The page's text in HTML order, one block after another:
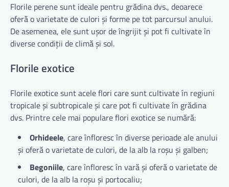
Florile perene sunt ideale pentru grădina dvs., deoarece
oferă o varietate de culori și forme pe tot parcursul anului.
De asemenea, ele sunt ușor de îngrijit și pot fi cultivate în
diverse condiții de climă și sol.
Florile exotice
Florile exotice sunt acele flori care sunt cultivate în regiuni
tropicale și subtropicale și care pot fi cultivate în grădina
dvs. Printre cele mai populare flori exotice se numără:
Orhideele, care înfloresc în diverse perioade ale anului
și oferă o varietate de culori, de la alb la roșu și galben;
Begoniile, care înfloresc în vară și oferă o varietate de
culori, de la alb la roșu și portocaliu;